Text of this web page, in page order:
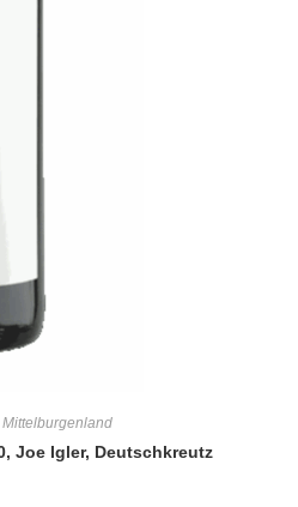
Mittelburgenland
Joe Igler, Deutschkreutz